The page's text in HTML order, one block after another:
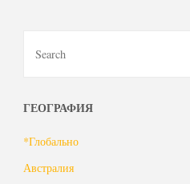
ГЕОГРАФИЯ
*Глобально
Австралия